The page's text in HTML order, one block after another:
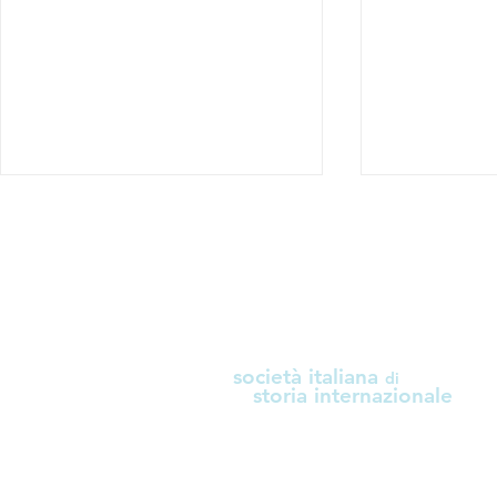
Call for papers "Ripensare
Call for
i
società italiana di
storia internazionale